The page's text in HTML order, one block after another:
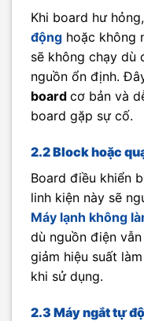
Khi board hư hỏng,
động hoặc không
sẽ không chạy dù
nguồn ổn định.
board cơ bản và
board gặp sự cố.
2.2 Block hoặc
Board điều khiển
linh kiện này sẽ
Máy lạnh không
dù nguồn điện
giảm hiệu suất
khi sử dụng.
2.3 Máy ngắt tự